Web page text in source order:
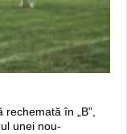
în „B”,
unei nou-